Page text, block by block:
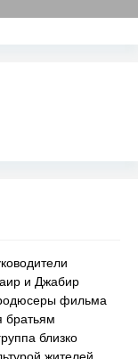
и Джабир
фильма
братьям
близко